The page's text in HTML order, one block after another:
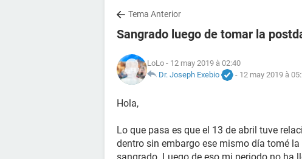
Tema Anterior
Sangrado luego de tomar la
LoLo - 12 may 2019 à 02:40
Dr. Joseph Exebio
- 12 may 2019 à
Hola,
Lo que pasa es que el 13 de abril tuve
dentro sin embargo ese mismo día tomé